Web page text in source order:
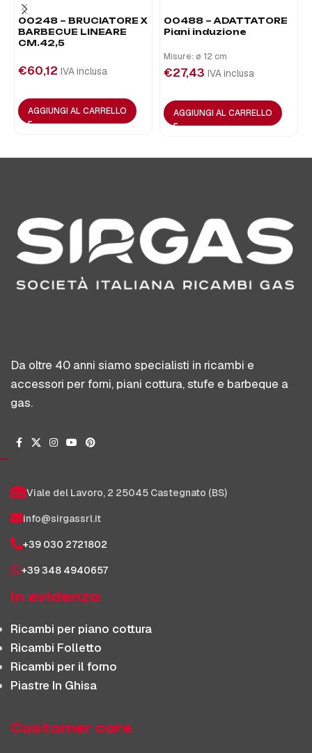
00248 – BRUCIATORE X
BARBECUE LINEARE
CM.42,5
€60,12 IVA inclusa
AGGIUNGI AL CARRELLO
00488 – ADATTATORE
Piani induzione
Misure: ø 12 cm
€27,43 IVA inclusa
AGGIUNGI AL CARRELLO
Da oltre 40 anni siamo specialisti in ricambi e
accessori per forni, piani cottura, stufe e barbeque a
gas.
Viale del Lavoro, 2 25045 Castegnato (BS)
info@sirgassrl.it
+39 030 2721802
+39 348 4940657
In evidenza
Ricambi per piano cottura
Ricambi Folletto
Ricambi per il forno
Piastre In Ghisa
Customer care